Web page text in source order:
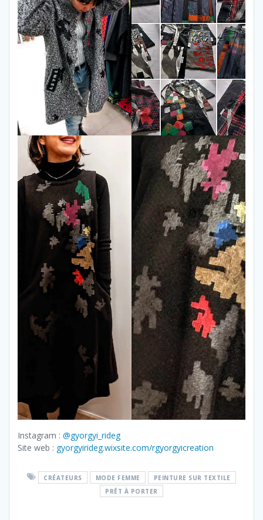
Instagram : @gyorgyi_rideg
Site web : gyorgyirideg.wixsite.com/rgyorgyicreation
CRÉATEURS MODE FEMME
PEINTURE SUR TEXTILE
PRÊT À PORTER